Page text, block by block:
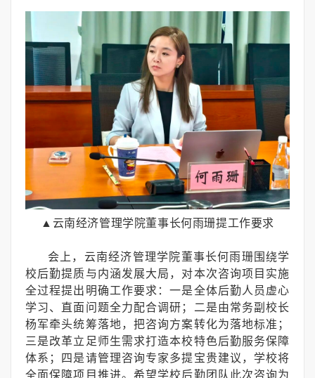
▲云南经济管理学院董事长何雨珊提工作要求
会上，云南经济管理学院董事长何雨珊围绕学
校后勤提质与内涵发展大局，对本次咨询项目实施
全过程提出明确工作要求：一是全体后勤人员虚心
学习、直面问题全力配合调研；二是由常务副校长
杨军牵头统筹落地，把咨询方案转化为落地标准；
三是改革立足师生需求打造本校特色后勤服务保障
体系；四是请管理咨询专家多提宝贵建议，学校将
全面保障项目推进。希望学校后勤团队此次咨询为